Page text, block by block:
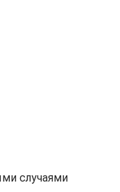
случаями